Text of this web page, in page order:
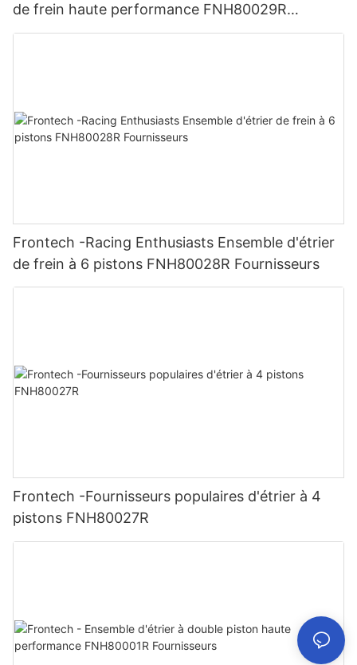
de frein haute performance FNH80029R
Fournisseurs
Frontech -Racing Enthusiasts Ensemble d'étrier
de frein à 6 pistons FNH80028R Fournisseurs
Frontech -Fournisseurs populaires d'étrier à 4
pistons FNH80027R